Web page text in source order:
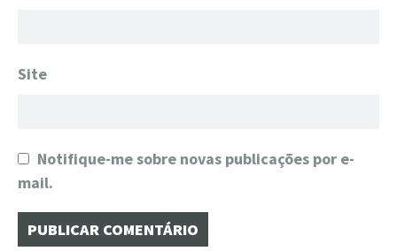
Site
Notifique-me sobre novas publicações por e-
mail.